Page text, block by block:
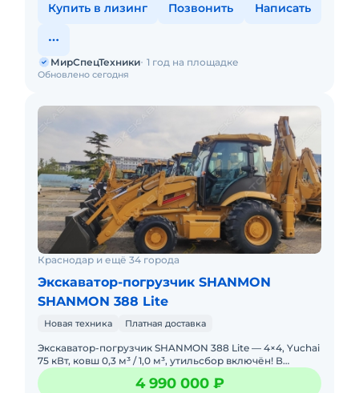
Купить в лизинг Позвонить Написать
Обновлено сегодня
МирСпецТехники 1 год на площадке
Краснодар и ещё 34 города
Экскаватор-погрузчик SHANMON
SHANMON 388 Lite
Новая техника Платная доставка
Экскаватор-погрузчик SHANMON 388 Lite — 4×4, Yuchai
75 кВт, ковш 0,3 м³ / 1,0 м³, утильсбор включён! В
НАЛИЧИИ. НОВЫЙ. Можно в ЛИЗИНГ. Це
4 990 000 ₽